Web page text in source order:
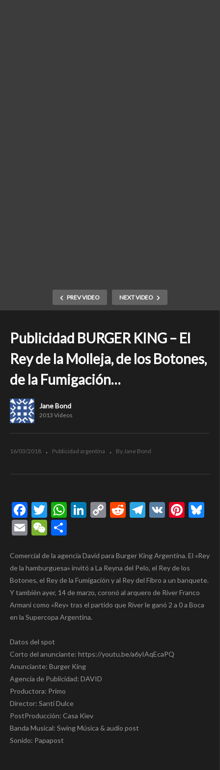
PREV VIDEO NEXT VIDEO
Publicidad BURGER KING – El
Rey de la Molleja, de los Botones,
de la Fumigación…
Jane Bond
2013 Videos
16/03/2018 Publicidad argentina By Jane Bond
Facebook
Twitter
WhatsApp
LinkedIn
CopyRedditTelegram
VK
EmailWeChat
Comercial de la agencia David para Burger King Argentina. El «Rey
de la hamburguesa» invitó a La Reyna del Pelo, el Rey de los
Botones, el Rey de la Fumigación y al Rey del Fibro a un banquete.
Y también ayer, 14 de marzo, coronó al arquero de River Franco
Armani como «Rey» tras el partido que River le ganó 2 a 0 a Boca
en la Supercopa Argentina.
Datos del spot
Corto del anunciante: https://youtu.be/a6yIAqEcaPQ
Anunciante: Burger King
Agencia de Publicidad: DAVID
Productora: Primo
Director: Santi Dulce
PostProducción: Casa Kiev
Banda Musical: Swing Música & audio post
Sonido: Papapost